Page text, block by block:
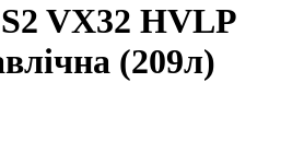
VX32 HVLP
(209л)